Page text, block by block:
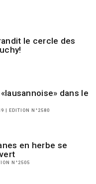
le cercle des
dans le
| EDITION N°2580
en herbe se
N°2505